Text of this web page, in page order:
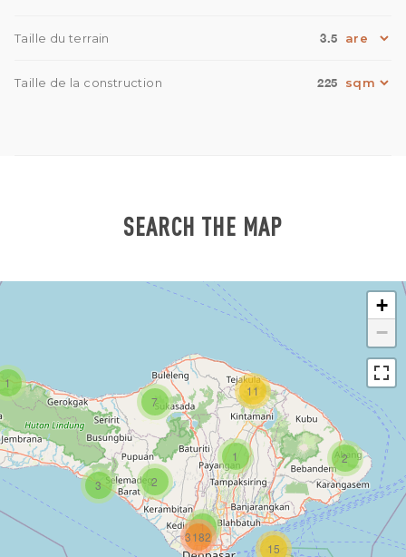
Taille du terrain 3.5
Taille de la construction 225
SEARCH THE MAP
1
1
1
3
7
2
15
11
3182
2
+
−